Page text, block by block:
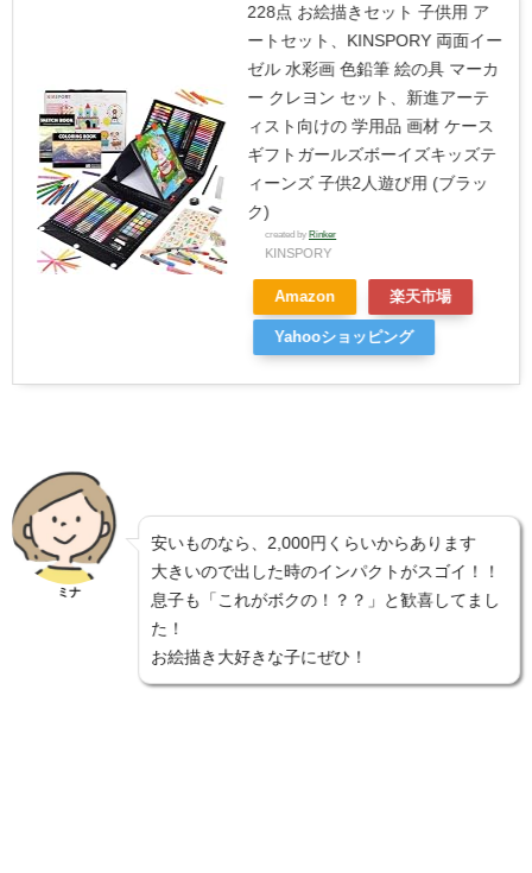
228点 お絵描きセット 子供用 ア
ートセット、KINSPORY 両面イー
ゼル 水彩画 色鉛筆 絵の具 マーカ
ー クレヨン セット、新進アーテ
ィスト向けの 学用品 画材 ケース
ギフトガールズボーイズキッズテ
ィーンズ 子供2人遊び用 (ブラッ
ク)
created byRinker
KINSPORY
Amazon 楽天市場
Yahooショッピング
ミナ
安いものなら、2,000円くらいからあります
大きいので出した時のインパクトがスゴイ！！
息子も「これがボクの！？？」と歓喜してまし
た！
お絵描き大好きな子にぜひ！